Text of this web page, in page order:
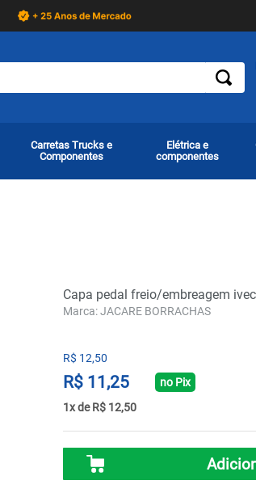
Carretas Trucks e
Componentes
Elétrica e
componentes
Capa pedal freio/embreagem
JACARE BORRACHAS
R$ 12,50
R$ 11 ,25 no Pix
1 R$ 12,50